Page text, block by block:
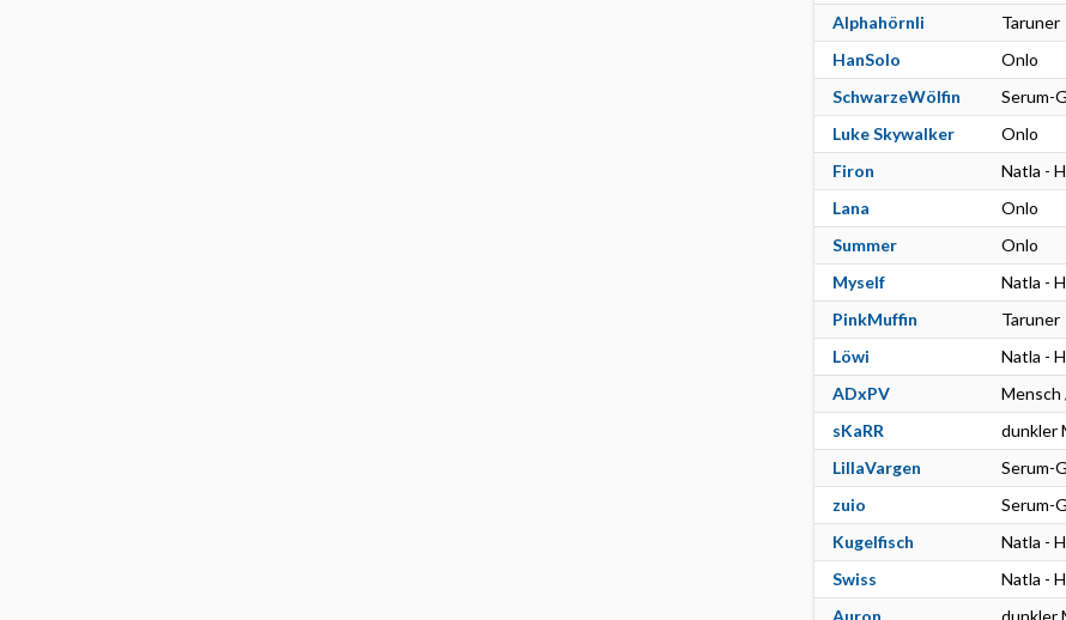
Alphahörnli
Taruner
HanSolo
Onlo
SchwarzeWölfin
Serum-
Luke Skywalker
Onlo
Firon
Natla -
Lana
Onlo
Summer
Onlo
Myself
Natla -
PinkMuffin
Taruner
Löwi
Natla -
ADxPV
Mensch
sKaRR
dunkler
LillaVargen
Serum-
zuio
Serum-
Kugelfisch
Natla -
Swiss
Natla -
Auron
dunkler